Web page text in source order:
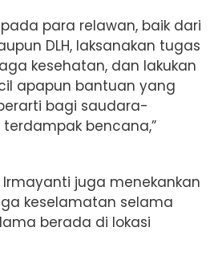
para relawan, baik dari
DLH, laksanakan tugas
kesehatan, dan lakukan
apapun bantuan yang
bagi saudara-
bencana,”
Irmayanti juga menekankan
keselamatan selama
berada di lokasi